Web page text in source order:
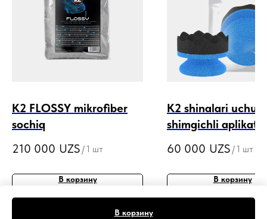
В корзину
K2 FLOSSY mikrofiber
sochiq
210 000 UZS / 1 шт
В корзину
K2 shinalari uchun
shimgichli
60 000 UZS / 1 шт
В корзину